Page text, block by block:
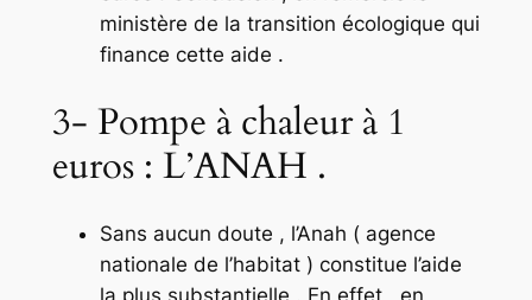
ministère de la transition écologique qui
finance cette aide .
3- Pompe à chaleur à 1
euros : L’ANAH .
Sans aucun doute , l’Anah ( agence
nationale de l’habitat ) constitue l’aide